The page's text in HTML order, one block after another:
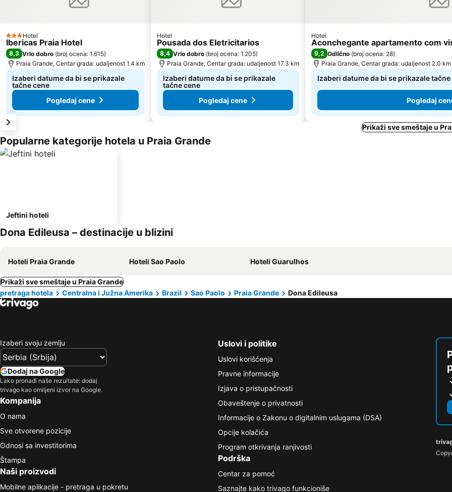
3 Zvezdice
Hotel
Ibericas Praia Hotel
8,3 Vrlo dobro (broj ocena: 1.615)
Praia Grande, Centar grada: udaljenost 1.4 km
Izaberi datume da bi se prikazale
tačne cene
Pogledaj cene
Hotel
Pousada dos Eletricitarios
8,4 Vrlo dobro (broj ocena: 1.205)
Praia Grande, Centar grada: udaljenost 17.3 km
Izaberi datume da bi se prikazale
tačne cene
Pogledaj cene
Hotel
Aconchegante apartamento com
9,2 Odlično (broj ocena: 28)
Praia Grande, Centar grada: udaljenost 2.0 km
Izaberi datume da bi se prikazale tačne
Pogledaj
Prikaži sve smeštaje u
Popularne kategorije hotela u Praia Grande
Jeftini hoteli
Dona Edileusa – destinacije u blizini
Hoteli Praia Grande Hoteli Sao Paolo Hoteli Guarulhos
Prikaži sve smeštaje u Praia Grande
pretraga hotela
Centralna i Južna Amerika Brazil Sao Paolo Praia Grande Dona Edileusa
Izaberi svoju zemlju
Dodaj na Google
Lako pronađi naše rezultate: dodaj
trivago kao omiljeni izvor na Google.
Kompanija
O nama
Sve otvorene pozicije
Odnosi sa investitorima
Štampa
Naši proizvodi
Mobilne aplikacije - pretraga u pokretu
Uslovi i politike
Uslovi korišćenja
Pravne informacije
Izjava o pristupačnosti
Obaveštenje o privatnosti
Informacije o Zakonu o digitalnim uslugama (DSA)
Opcije kolačića
Program otkrivanja ranjivosti
Podrška
Centar za pomoć
Saznajte kako trivago funkcioniše